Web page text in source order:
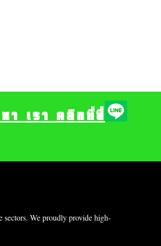
sectors. We proudly provide high-
า เรา คลิกที่นี่